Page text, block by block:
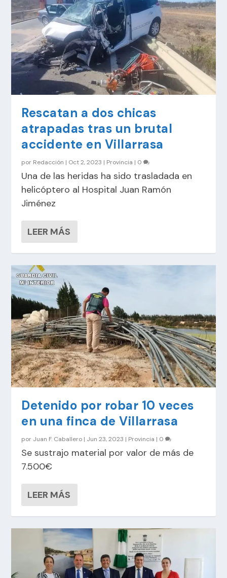
Rescatan a dos chicas
atrapadas tras un brutal
accidente en Villarrasa
por Redacción | Oct 2, 2023 | Provincia | 0
Una de las heridas ha sido trasladada en
helicóptero al Hospital Juan Ramón
Jiménez
LEER MÁS
Detenido por robar 10 veces
en una finca de Villarrasa
por Juan F. Caballero | Jun 23, 2023 | Provincia | 0
Se sustrajo material por valor de más de
7.500€
LEER MÁS